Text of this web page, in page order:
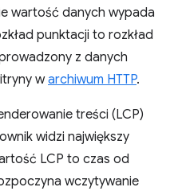
wartość danych wypada
punktacji to rozkład
z danych
warchiwum HTTP.
treści (LCP)
widzi największy
LCP to czas od
wczytywanie